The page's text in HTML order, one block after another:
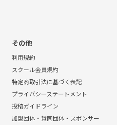
その他
利用規約
スクール会員規約
特定商取引法に基づく表記
プライバシーステートメント
投稿ガイドライン
加盟団体・賛同団体・スポンサー